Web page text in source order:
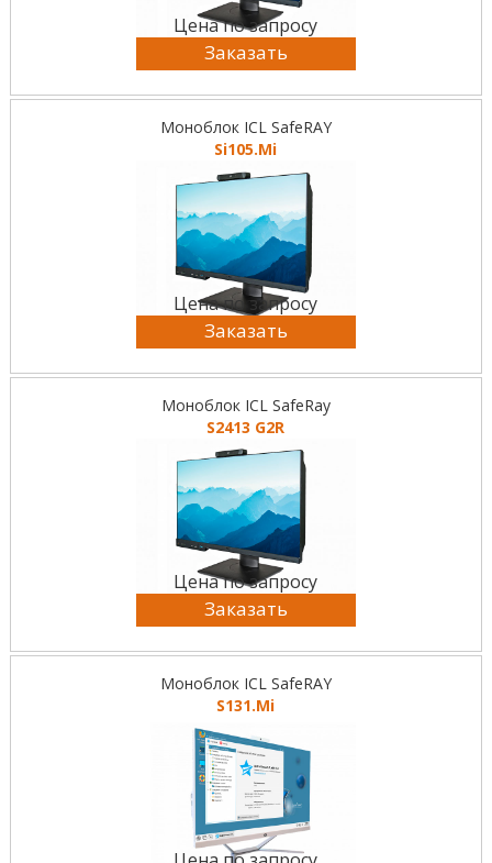
Цена по запросу
Заказать
Моноблок ICL SafeRAY
Si105.Mi
Цена по запросу
Заказать
Моноблок ICL SafeRay
S2413 G2R
Цена по запросу
Заказать
Моноблок ICL SafeRAY
S131.Mi